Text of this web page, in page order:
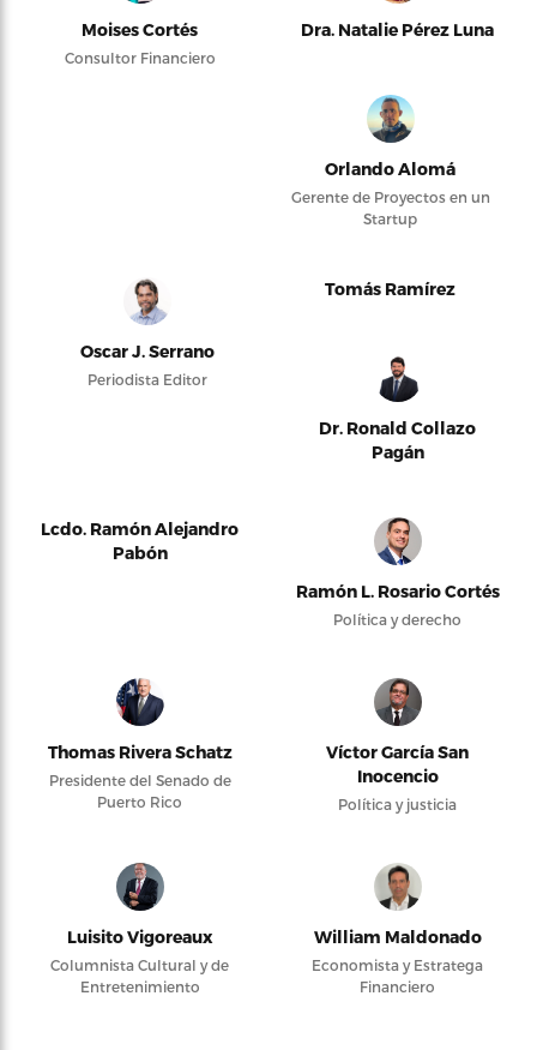
Moises Cortés
Consultor Financiero
Dra. Natalie Pérez Luna
Orlando Alomá
Gerente de Proyectos en un
Startup
Oscar J. Serrano
Periodista Editor
Tomás Ramírez
Dr. Ronald Collazo
Pagán
Lcdo. Ramón Alejandro
Pabón
Ramón L. Rosario Cortés
Política y derecho
Thomas Rivera Schatz
Presidente del Senado de
Puerto Rico
Víctor García San
Inocencio
Política y justicia
Luisito Vigoreaux
Columnista Cultural y de
Entretenimiento
William Maldonado
Economista y Estratega
Financiero